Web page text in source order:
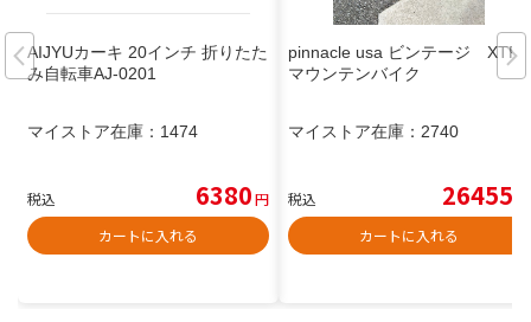
AIJYUカーキ 20インチ 折りたた
み自転車AJ-0201
マイストア在庫： 1474
税込 6380円
カートに入れる
pinnacle usa ビンテージ XTR
マウンテンバイク
マイストア在庫： 2740
税込 26455
カートに入れる